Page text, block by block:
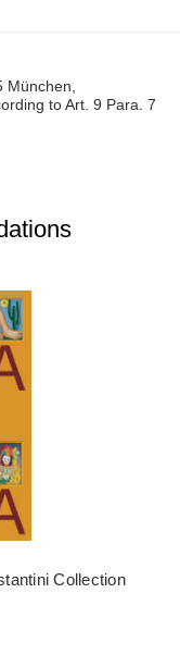
to Art. 9 Para. 7
Collection